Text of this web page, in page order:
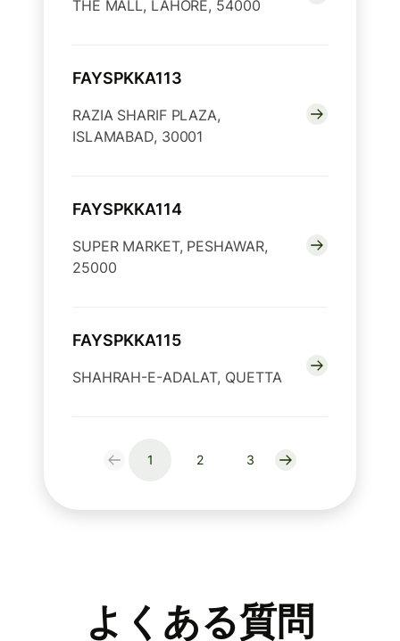
THE MALL, LAHORE, 54000
FAYSPKKA113
RAZIA SHARIF PLAZA,
ISLAMABAD, 30001
FAYSPKKA114
SUPER MARKET, PESHAWAR,
25000
FAYSPKKA115
SHAHRAH-E-ADALAT, QUETTA
1 2 3
よくある質問